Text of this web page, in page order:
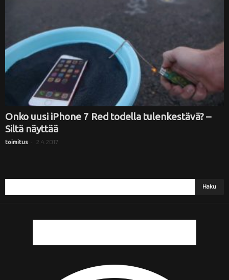
Onko uusi iPhone 7 Red todella tulenkestävä? –
Siltä näyttää
toimitus - 2.4.2017